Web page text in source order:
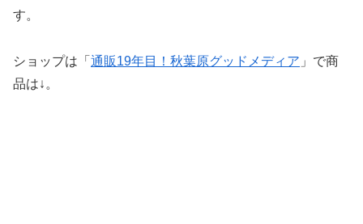
す。
ショップは「 通販19年目！秋葉原グッドメディア 」で商
品は↓。